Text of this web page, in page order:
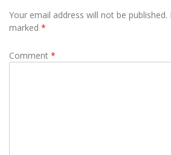
Your email address will not be published.
marked *
Comment *